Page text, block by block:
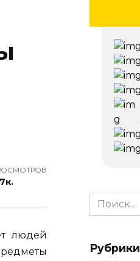
людей
Search
for:
Рубрики